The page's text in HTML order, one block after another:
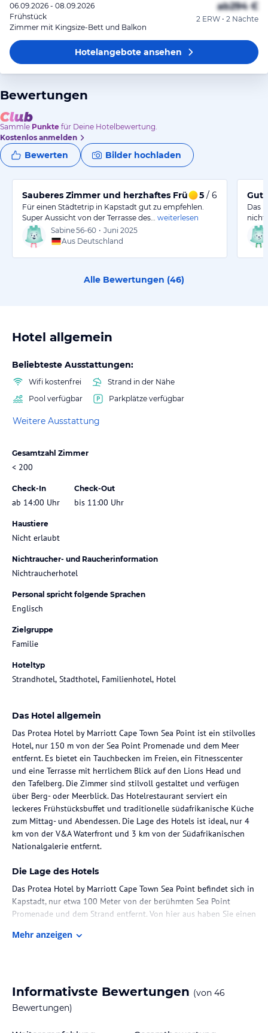
06.09.2026 - 08.09.2026
Frühstück
Zimmer mit Kingsize-Bett und Balkon
ab294 €
2 ERW • 2 Nächte
Hotelangeboteansehen
Bewertungen
Sammle Punkte für Deine Hotelbewertung.
Kostenlos anmelden
Bewerten Bilder hochladen
Sauberes Zimmer und herzhaftes Frühstück für einen
5 / 6
Für einen Städtetrip in Kapstadt gut zu empfehlen.
Super Aussicht von der Terrasse des…
weiterlesen
Sabine56-60 • Juni 2025
Aus Deutschland
Das
nicht
Alle Bewertungen (46)
Hotel allgemein
Beliebteste Ausstattungen:
Wifi kostenfrei
Strand in der Nähe
Pool verfügbar
Parkplätze verfügbar
Weitere Ausstattung
Gesamtzahl Zimmer
< 200
Check-In
ab 14:00 Uhr
Check-Out
bis 11:00 Uhr
Haustiere
Nicht erlaubt
Nichtraucher- und Raucherinformation
Nichtraucherhotel
Personal spricht folgende Sprachen
Englisch
Zielgruppe
Familie
Hoteltyp
Strandhotel, Stadthotel, Familienhotel, Hotel
Das Hotel allgemein
Das Protea Hotel by Marriott Cape Town Sea Point ist ein stilvolles
Hotel, nur 150 m von der Sea Point Promenade und dem Meer
entfernt. Es bietet ein Tauchbecken im Freien, ein Fitnesscenter
und eine Terrasse mit herrlichem Blick auf den Lions Head und
den Tafelberg. Die Zimmer sind stilvoll gestaltet und verfügen
über Berg- oder Meerblick. Das Hotelrestaurant serviert ein
leckeres Frühstücksbuffet und traditionelle südafrikanische Küche
zum Mittag- und Abendessen. Die Lage des Hotels ist ideal, nur 4
km von der V&A Waterfront und 3 km von der Südafrikanischen
Nationalgalerie entfernt.
Die Lage des Hotels
Das Protea Hotel by Marriott Cape Town Sea Point befindet sich in
Kapstadt, nur etwa 100 Meter von der berühmten Sea Point
Promenade und dem Strand entfernt. Von hier aus haben Sie einen
Kulisse des Tafelbergs und des Signal Hill. Die Victoria & Alfred
Verkehrsmittel sind direkt vor dem Hotel vorhanden und der
internationale Flughafen Cape Town ist etwa 25 Kilometer
entfernt.
Mehr anzeigen
Informativste Bewertungen (von 46
Bewertungen)